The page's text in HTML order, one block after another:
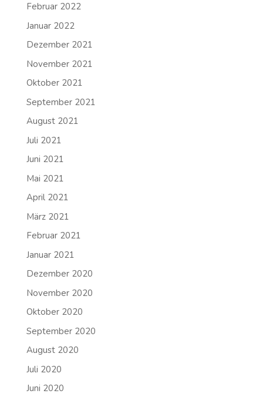
Februar 2022
Januar 2022
Dezember 2021
November 2021
Oktober 2021
September 2021
August 2021
Juli 2021
Juni 2021
Mai 2021
April 2021
März 2021
Februar 2021
Januar 2021
Dezember 2020
November 2020
Oktober 2020
September 2020
August 2020
Juli 2020
Juni 2020